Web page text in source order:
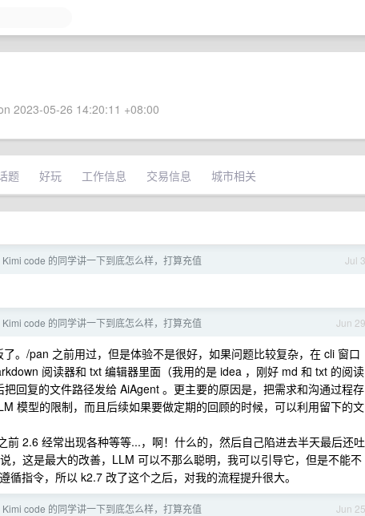
2023-05-26 14:20:11 +08:00
题 好玩 工作信息 交易信息 城市相关
Jul 3
code 的同学讲一下到底怎么样，打算充值
Jun 29
code 的同学讲一下到底怎么样，打算充值
。/pan 之前用过，但是体验不是很好，如果问题比较复杂，在 cli 窗口
阅读器和 txt 编辑器里面（我用的是 idea ，刚好 md 和 txt 的阅读
回复的文件路径发给 AiAgent 。更主要的原因是，把需求和沟通过程存
模型的限制，而且后续如果要做定期的回顾的时候，可以利用留下的文
2.6 经常出现各种等等...，啊！什么的，然后自己陷进去半天最后还吐
，这是最大的改善，LLM 可以不那么聪明，我可以引导它，但是不能不
指令，所以 k2.7 改了这个之后，对我的流程提升很大。
Jun 25
code 的同学讲一下到底怎么样，打算充值